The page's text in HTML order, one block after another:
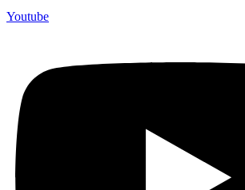
Youtube